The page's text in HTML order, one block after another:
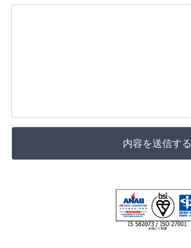
内容を送信する